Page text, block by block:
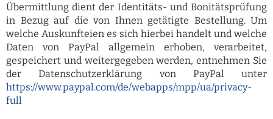
Übermittlung dient der Identitäts- und Bonitätsprüfung
in Bezug auf die von Ihnen getätigte Bestellung. Um
welche Auskunfteien es sich hierbei handelt und welche
Daten von PayPal allgemein erhoben, verarbeitet,
gespeichert und weitergegeben werden, entnehmen Sie
der Datenschutzerklärung von PayPal unter
https://www.paypal.com/de/webapps/mpp/ua/privacy-
full